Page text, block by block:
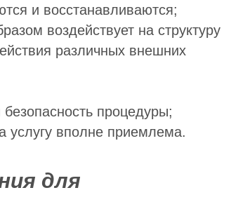
и восстанавливаются;
воздействует на структуру
различных внешних
процедуры;
услугу вполне приемлема.
для